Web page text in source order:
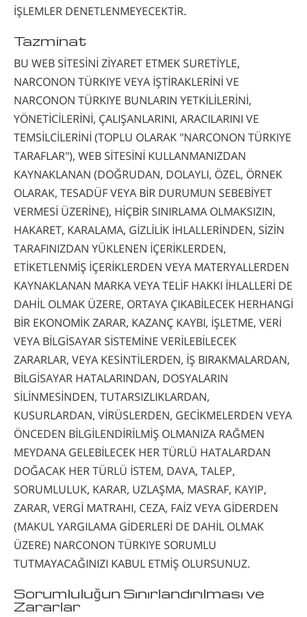
İŞLEMLER DENETLENMEYECEKTİR.
Tazminat
BU WEB SİTESİNİ ZİYARET ETMEK SURETİYLE,
NARCONON TÜRKIYE VEYA İŞTİRAKLERİNİ VE
NARCONON TÜRKIYE BUNLARIN YETKİLİLERİNİ,
YÖNETİCİLERİNİ, ÇALIŞANLARINI, ARACILARINI VE
TEMSİLCİLERİNİ (TOPLU OLARAK "NARCONON TÜRKIYE
TARAFLAR"), WEB SİTESİNİ KULLANMANIZDAN
KAYNAKLANAN (DOĞRUDAN, DOLAYLI, ÖZEL, ÖRNEK
OLARAK, TESADÜF VEYA BİR DURUMUN SEBEBİYET
VERMESİ ÜZERİNE), HİÇBİR SINIRLAMA OLMAKSIZIN,
HAKARET, KARALAMA, GİZLİLİK İHLALLERİNDEN, SİZİN
TARAFINIZDAN YÜKLENEN İÇERİKLERDEN,
ETİKETLENMİŞ İÇERİKLERDEN VEYA MATERYALLERDEN
KAYNAKLANAN MARKA VEYA TELİF HAKKI İHLALLERİ DE
DAHİL OLMAK ÜZERE, ORTAYA ÇIKABİLECEK HERHANGİ
BİR EKONOMİK ZARAR, KAZANÇ KAYBI, İŞLETME, VERİ
VEYA BİLGİSAYAR SİSTEMİNE VERİLEBİLECEK
ZARARLAR, VEYA KESİNTİLERDEN, İŞ BIRAKMALARDAN,
BİLGİSAYAR HATALARINDAN, DOSYALARIN
SİLİNMESİNDEN, TUTARSIZLIKLARDAN,
KUSURLARDAN, VİRÜSLERDEN, GECİKMELERDEN VEYA
ÖNCEDEN BİLGİLENDİRİLMİŞ OLMANIZA RAĞMEN
MEYDANA GELEBİLECEK HER TÜRLÜ HATALARDAN
DOĞACAK HER TÜRLÜ İSTEM, DAVA, TALEP,
SORUMLULUK, KARAR, UZLAŞMA, MASRAF, KAYIP,
ZARAR, VERGİ MATRAHI, CEZA, FAİZ VEYA GİDERDEN
(MAKUL YARGILAMA GİDERLERİ DE DAHİL OLMAK
ÜZERE) NARCONON TÜRKIYE SORUMLU
TUTMAYACAĞINIZI KABUL ETMİŞ OLURSUNUZ.
Sorumluluğun Sınırlandırılması ve
Zararlar